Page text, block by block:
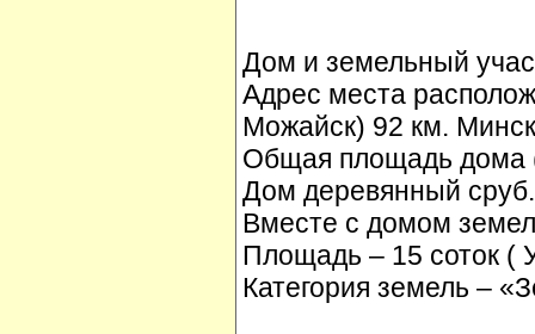
Дом и земельный
Адрес места
Можайск) 92 км.
Общая площадь дома
Дом деревянный сруб.
Вместе с домом
Площадь – 15 соток (
Категория земель –